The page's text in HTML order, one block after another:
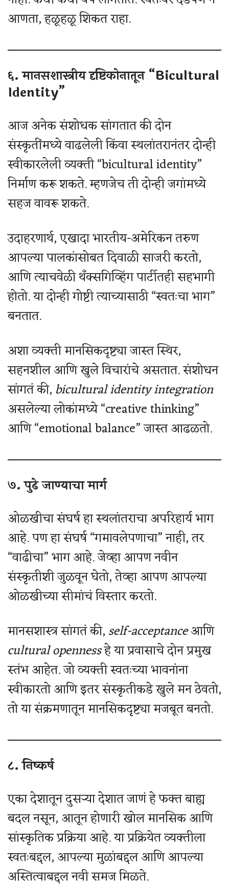
आणता, हळूहळू शिकत राहा.
६. मानसशास्त्रीय दृष्टिकोनातून “Bicultural
Identity”
आज अनेक संशोधक सांगतात की दोन
संस्कृतींमध्ये वाढलेली किंवा स्थलांतरानंतर दोन्ही
स्वीकारलेली व्यक्ती “bicultural identity”
निर्माण करू शकते. म्हणजेच ती दोन्ही जगांमध्ये
सहज वावरू शकते.
उदाहरणार्थ, एखादा भारतीय-अमेरिकन तरुण
आपल्या पालकांसोबत दिवाळी साजरी करतो,
आणि त्याचवेळी थँक्सगिव्हिंग पार्टीतही सहभागी
होतो. या दोन्ही गोष्टी त्याच्यासाठी “स्वतःचा भाग”
बनतात.
अशा व्यक्ती मानसिकदृष्ट्या जास्त स्थिर,
सहनशील आणि खुले विचारांचे असतात. संशोधन
सांगतं की,bicultural identity integration
असलेल्या लोकांमध्ये “creative thinking”
आणि “emotional balance” जास्त आढळतो.
७. पुढे जाण्याचा मार्ग
ओळखीचा संघर्ष हा स्थलांतराचा अपरिहार्य भाग
आहे. पण हा संघर्ष “गमावलेपणाचा” नाही, तर
“वाढीचा” भाग आहे. जेव्हा आपण नवीन
संस्कृतीशी जुळवून घेतो, तेव्हा आपण आपल्या
ओळखीच्या सीमांचं विस्तार करतो.
मानसशास्त्र सांगतं की,self-acceptanceआणि
cultural opennessहे या प्रवासाचे दोन प्रमुख
स्तंभ आहेत. जो व्यक्ती स्वतःच्या भावनांना
स्वीकारतो आणि इतर संस्कृतीकडे खुले मन ठेवतो,
तो या संक्रमणातून मानसिकदृष्ट्या मजबूत बनतो.
८. निष्कर्ष
एका देशातून दुसऱ्या देशात जाणं हे फक्त बाह्य
बदल नसून, आतून होणारी खोल मानसिक आणि
सांस्कृतिक प्रक्रिया आहे. या प्रक्रियेत व्यक्तीला
स्वतःबद्दल, आपल्या मुळांबद्दल आणि आपल्या
अस्तित्वाबद्दल नवी समज मिळते.